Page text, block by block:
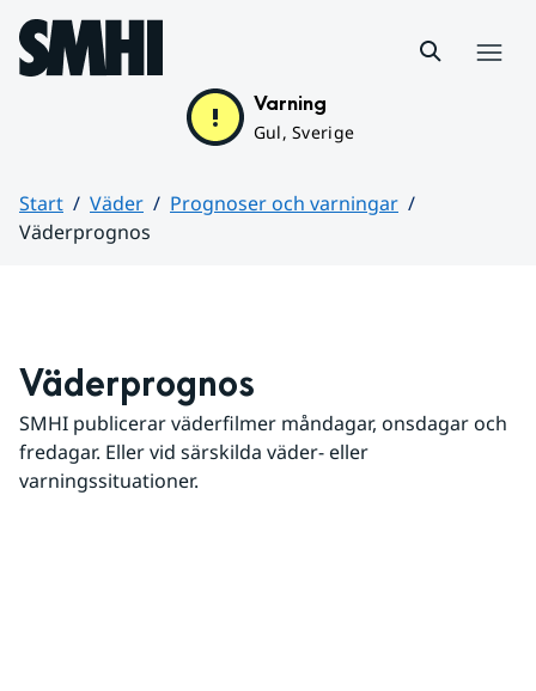
Hoppa till sidans innehåll
Varning
Gul, Sverige
Start Väder
Prognoser och varningar
Väderprognos
Väderprognos
SMHI publicerar väderfilmer måndagar, onsdagar och
fredagar. Eller vid särskilda väder- eller
varningssituationer.